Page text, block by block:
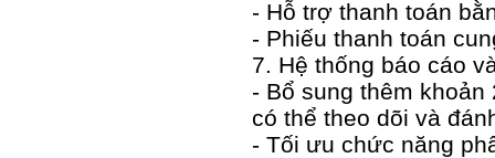
- Hỗ trợ thanh toán
- Phiếu thanh toán
7. Hệ thống báo cáo
- Bổ sung thêm
có thể theo dõi và
- Tối ưu chức năng